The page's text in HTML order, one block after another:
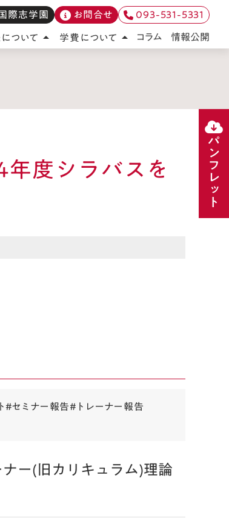
度シラバスを
#セミナー報告#トレーナー報告
ー(旧カリキュラム)理論
パンフレット
際志学園 お問合せ
093-531-5331
ついて arrow_drop_up 学費について arrow_drop_up コラム 情報公開